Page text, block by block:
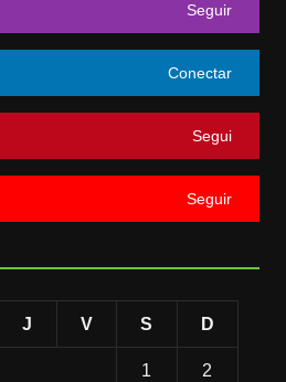
Seguir
Conectar
Segui
Seguir
J V S D
1 2